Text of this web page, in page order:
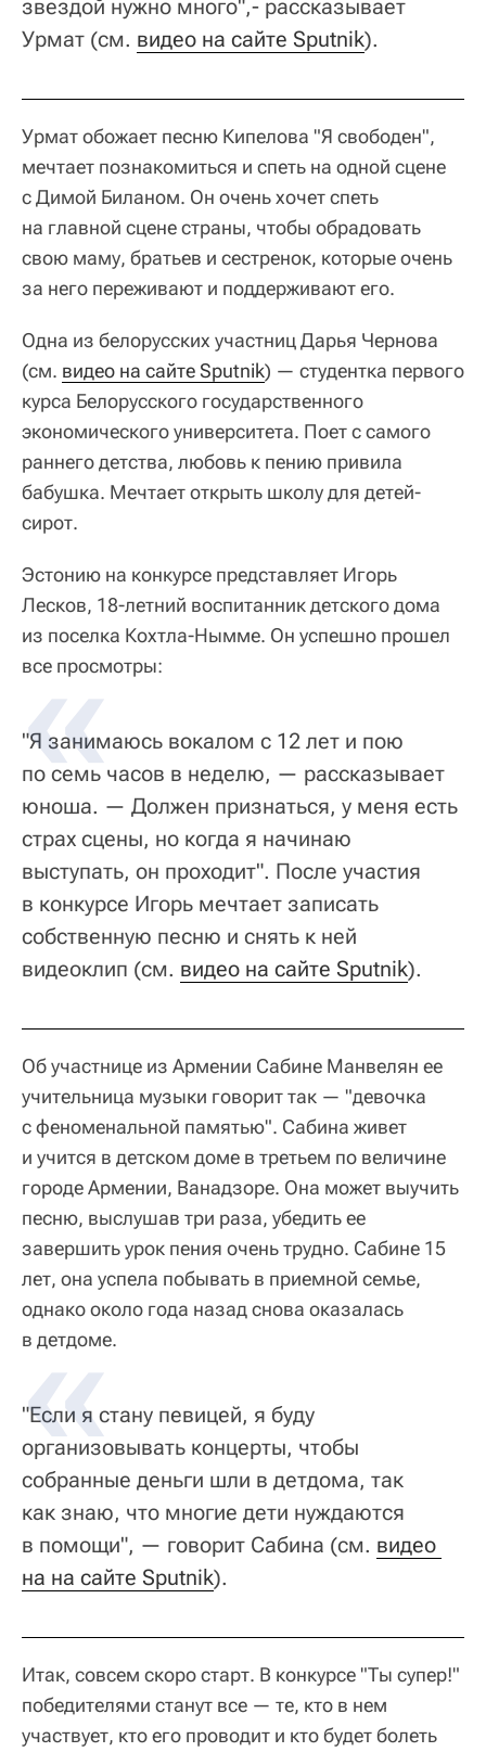
звездой нужно много",- рассказывает
Урмат (см. видео на сайте Sputnik).
Урмат обожает песню Кипелова "Я свободен",
мечтает познакомиться и спеть на одной сцене
с Димой Биланом. Он очень хочет спеть
на главной сцене страны, чтобы обрадовать
свою маму, братьев и сестренок, которые очень
за него переживают и поддерживают его.
Одна из белорусских участниц Дарья Чернова
(см. видео на сайте Sputnik) — студентка первого
курса Белорусского государственного
экономического университета. Поет с самого
раннего детства, любовь к пению привила
бабушка. Мечтает открыть школу для детей-
сирот.
Эстонию на конкурсе представляет Игорь
Лесков, 18-летний воспитанник детского дома
из поселка Кохтла-Нымме. Он успешно прошел
все просмотры:
"Я занимаюсь вокалом с 12 лет и пою
по семь часов в неделю, — рассказывает
юноша. — Должен признаться, у меня есть
страх сцены, но когда я начинаю
выступать, он проходит". После участия
в конкурсе Игорь мечтает записать
собственную песню и снять к ней
видеоклип (см. видео на сайте Sputnik).
Об участнице из Армении Сабине Манвелян ее
учительница музыки говорит так — "девочка
с феноменальной памятью". Сабина живет
и учится в детском доме в третьем по величине
городе Армении, Ванадзоре. Она может выучить
песню, выслушав три раза, убедить ее
завершить урок пения очень трудно. Сабине 15
лет, она успела побывать в приемной семье,
однако около года назад снова оказалась
в детдоме.
"Если я стану певицей, я буду
организовывать концерты, чтобы
собранные деньги шли в детдома, так
как знаю, что многие дети нуждаются
в помощи", — говорит Сабина (см. видео
на на сайте Sputnik).
Итак, совсем скоро старт. В конкурсе "Ты супер!"
победителями станут все — те, кто в нем
участвует, кто его проводит и кто будет болеть